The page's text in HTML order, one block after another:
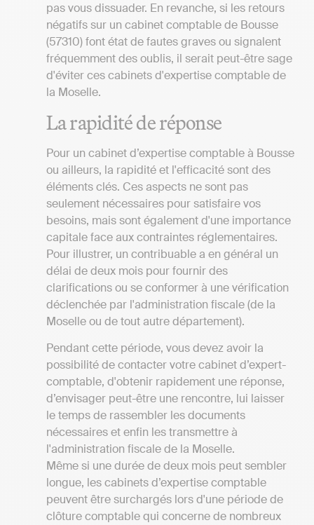
pas vous dissuader. En revanche, si les retours
négatifs sur un cabinet comptable de Bousse
(57310) font état de fautes graves ou signalent
fréquemment des oublis, il serait peut-être sage
d'éviter ces cabinets d'expertise comptable de
la Moselle.
La rapidité de réponse
Pour un cabinet d’expertise comptable à Bousse
ou ailleurs, la rapidité et l'efficacité sont des
éléments clés. Ces aspects ne sont pas
seulement nécessaires pour satisfaire vos
besoins, mais sont également d'une importance
capitale face aux contraintes réglementaires.
Pour illustrer, un contribuable a en général un
délai de deux mois pour fournir des
clarifications ou se conformer à une vérification
déclenchée par l'administration fiscale (de la
Moselle ou de tout autre département).
Pendant cette période, vous devez avoir la
possibilité de contacter votre cabinet d’expert-
comptable, d'obtenir rapidement une réponse,
d’envisager peut-être une rencontre, lui laisser
le temps de rassembler les documents
nécessaires et enfin les transmettre à
l'administration fiscale de la Moselle.
Même si une durée de deux mois peut sembler
longue, les cabinets d’expertise comptable
peuvent être surchargés lors d'une période de
clôture comptable qui concerne de nombreux